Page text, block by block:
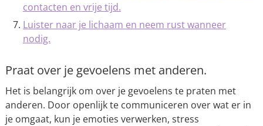
contacten en vrije tijd.
Luister naar je lichaam en neem rust wanneer
nodig.
Praat over je gevoelens met anderen.
Het is belangrijk om over je gevoelens te praten met
anderen. Door openlijk te communiceren over wat er in
je omgaat, kun je emoties verwerken, stress